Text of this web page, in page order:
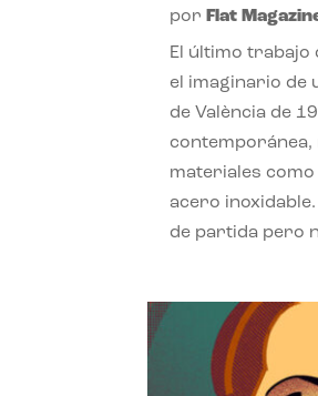
por Flat
El último trabajo
el imaginario de
de València de
materiales como
acero
de partida pero